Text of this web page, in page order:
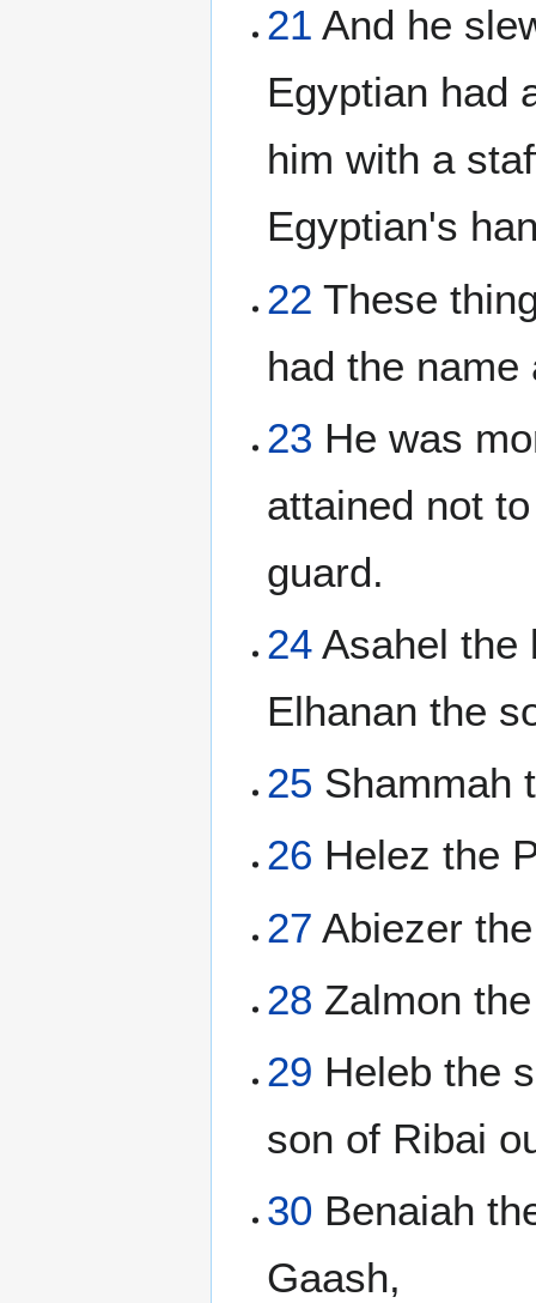
21 And he
Egyptian had
him with a
Egyptian's
22 These
had the
23 He was
attained not
guard.
24 Asahel the
Elhanan the
25 Shammah
26 Helez the
27 Abiezer
28 Zalmon
29 Heleb the
son of Ribai
30 Benaiah
Gaash,